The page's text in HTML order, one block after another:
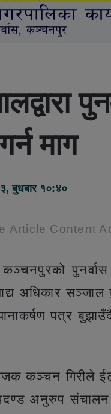
माग
बुधबार १०:४०
Article Content
पुनर्वास
अधिकार सञ्जाल
पत्र
कञ्चन गिरीले
अनुरुप संचालन